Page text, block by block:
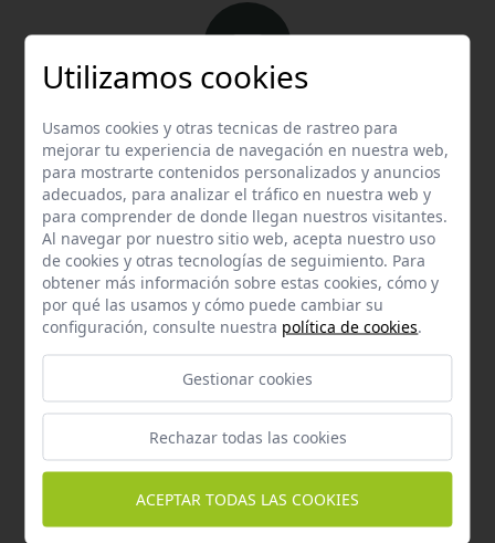
Email
Contacta con nosotros vía email
hola@welovemascotas.com
Teléfono
Contacta con nosotros a través del teléfono
Utilizamos cookies
Usamos cookies y otras tecnicas de rastreo para
mejorar tu experiencia de navegación en nuestra web,
para mostrarte contenidos personalizados y anuncios
adecuados, para analizar el tráfico en nuestra web y
para comprender de donde llegan nuestros visitantes.
Al navegar por nuestro sitio web, acepta nuestro uso
de cookies y otras tecnologías de seguimiento. Para
obtener más información sobre estas cookies, cómo y
por qué las usamos y cómo puede cambiar su
configuración, consulte nuestra política de cookies.
Gestionar cookies
Rechazar todas las cookies
ACEPTAR TODAS LAS COOKIES